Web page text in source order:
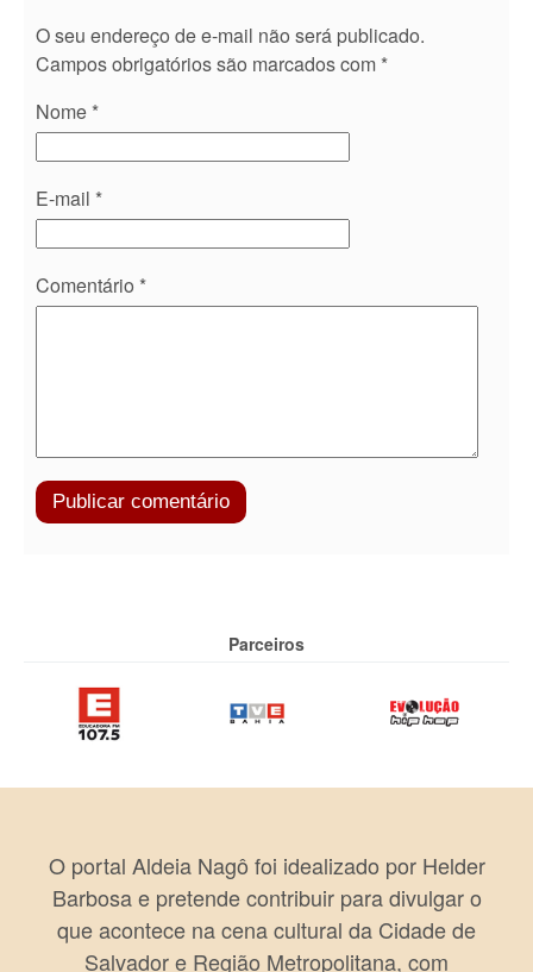
O seu endereço de e-mail não será publicado.
Campos obrigatórios são marcados com *
Nome *
E-mail *
Comentário *
Parceiros
O portal Aldeia Nagô foi idealizado por Helder
Barbosa e pretende contribuir para divulgar o
que acontece na cena cultural da Cidade de
Salvador e Região Metropolitana, com